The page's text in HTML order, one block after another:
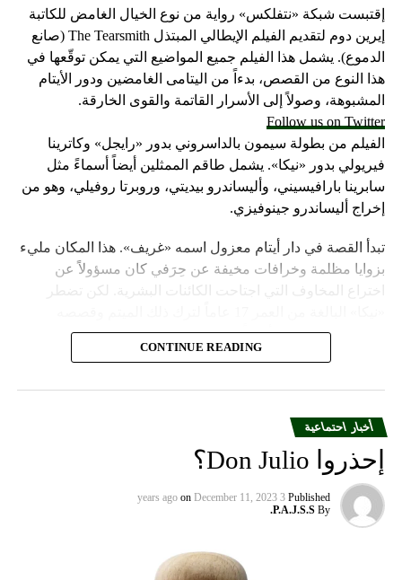
إقتبست شبكة «نتفلكس» رواية من نوع الخيال الغامض للكاتبة
إيرين دوم لتقديم الفيلم الإيطالي المبتذل The Tearsmith (صانع
الدموع). يشمل هذا الفيلم جميع المواضيع التي يمكن توقّعها في
هذا النوع من القصص، بدءاً من اليتامى الغامضين ودور الأيتام
المشبوهة، وصولاً إلى الأسرار القاتمة والقوى الخارقة.
Follow us on Twitter
الفيلم من بطولة سيمون بالداسروني بدور «رايجل» وكاترينا
فيريولي بدور «نيكا». يشمل طاقم الممثلين أيضاً أسماءً مثل
سابرينا بارافيسيني، وأليساندرو بيديتي، وروبرتا روفيلي، وهو من
إخراج أليساندرو جينوفيزي.
تبدأ القصة في دار أيتام معزول اسمه «غريف». هذا المكان مليء
بزوايا مظلمة وخرافات مخيفة عن حِرَفي كان مسؤولاً عن
اختراع المخاوف التي اجتاحت الكائنات البشرية. لكن تضطر
الشائكة حين تتبناها أخيراً عائلة «ميليغان».
آخر اسمه «رايجل» من دار الأيتام نفسه. هي تظن أنه «صانع
الدموع» المزعوم. هما يتبادلان الكراهية، لكنّ تجربتهما المشتركة
والمؤلمة في الميتم تجعلهما يتقرّبان من بعضهما أيضاً. سرعان ما
يزداد الوضع احتداماً بسبب الانجذاب الواضح بينهما.
(الشفق)، حتى أنه قد يتجدد بعد عقد من الزمن، لكنه يبقى حتى
المنطقية طوال الوقت، ويجب أن يتغاضوا أيضاً عن التمثيل
CONTINUE READING
أخبار احتماعية
إحذروا Don Julio؟
Published
3 years ago
on December 11, 2023
By
P.A.J.S.S.